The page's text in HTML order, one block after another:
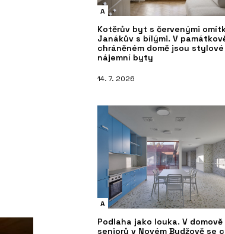
A
Kotěrův byt s červenými
Janákův s bílými. V
chráněném domě jsou stylové
nájemní byty
14. 7. 2026
A
Podlaha jako louka. V domově
seniorů v Novém Bydžově se